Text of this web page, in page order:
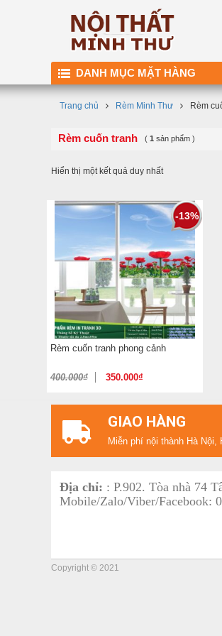
DANH MỤC MẶT HÀNG
Trang chủ Rèm Minh Thư Rèm
Rèm cuốn tranh ( 1 sản phẩm )
Hiển thị một kết quả duy nhất
-13%
Rèm cuốn tranh phong cảnh
400.000₫ 350.000₫
GIAO HÀNG
Miễn phí nội thành Hà Nội,
Địa chỉ: : P.902. Tòa nhà 74
Mobile/Zalo/Viber/Facebook:
Copyright © 2021